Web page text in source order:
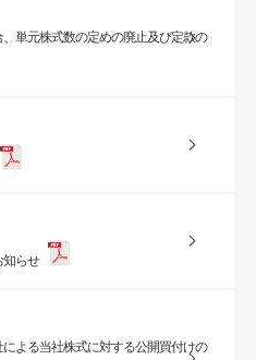
単元株式数の定めの廃止及び定款の
知らせ
よる当社株式に対する公開買付けの